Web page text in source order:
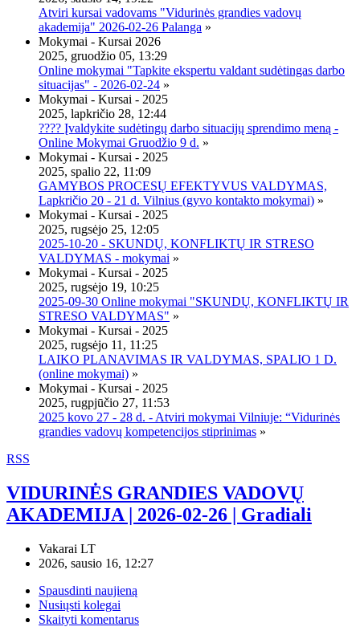
Atviri kursai vadovams "Vidurinės grandies vadovų
akademija" 2026-02-26 Palanga »
Mokymai - Kursai 2026
2025, gruodžio 05, 13:29
Online mokymai "Tapkite ekspertu valdant sudėtingas darbo
situacijas" - 2026-02-24 »
Mokymai - Kursai - 2025
2025, lapkričio 28, 12:44
???? Įvaldykite sudėtingų darbo situacijų sprendimo meną -
Online Mokymai Gruodžio 9 d. »
Mokymai - Kursai - 2025
2025, spalio 22, 11:09
GAMYBOS PROCESŲ EFEKTYVUS VALDYMAS,
Lapkričio 20 - 21 d. Vilnius (gyvo kontakto mokymai) »
Mokymai - Kursai - 2025
2025, rugsėjo 25, 12:05
2025-10-20 - SKUNDŲ, KONFLIKTŲ IR STRESO
VALDYMAS - mokymai »
Mokymai - Kursai - 2025
2025, rugsėjo 19, 10:25
2025-09-30 Online mokymai "SKUNDŲ, KONFLIKTŲ IR
STRESO VALDYMAS" »
Mokymai - Kursai - 2025
2025, rugsėjo 11, 11:25
LAIKO PLANAVIMAS IR VALDYMAS, SPALIO 1 D.
(online mokymai) »
Mokymai - Kursai - 2025
2025, rugpjūčio 27, 11:53
2025 kovo 27 - 28 d. - Atviri mokymai Vilniuje: “Vidurinės
grandies vadovų kompetencijos stiprinimas »
RSS
VIDURINĖS GRANDIES VADOVŲ
AKADEMIJA | 2026-02-26 | Gradiali
Vakarai LT
2026, sausio 16, 12:27
Spausdinti naujieną
Nusiųsti kolegai
Skaityti komentarus